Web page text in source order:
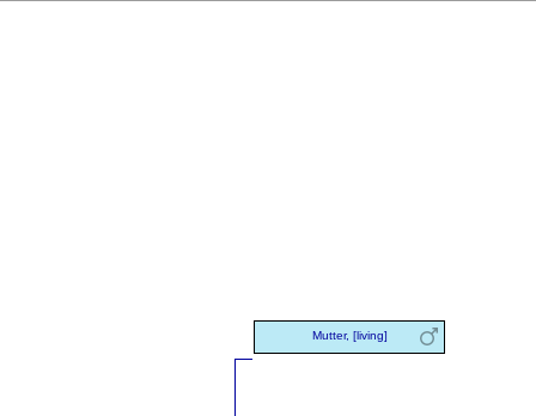
Mutter, [living]